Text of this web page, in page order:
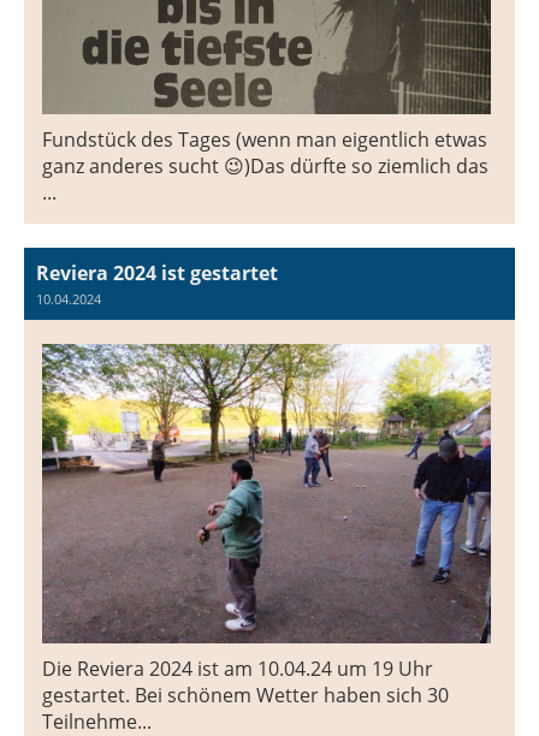
Fundstück des Tages (wenn man eigentlich etwas
ganz anderes sucht 😉)Das dürfte so ziemlich das
...
Reviera 2024 ist gestartet
10.04.2024
Die Reviera 2024 ist am 10.04.24 um 19 Uhr
gestartet. Bei schönem Wetter haben sich 30
Teilnehme...